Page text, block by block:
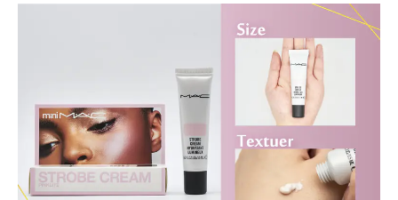
セリル（ＳＥ）、異性化糖,ポリシリコーン－１１、ベヘニルアル
コール、ベヘン酸、シア脂、バチルアルコール、ステアリン酸、
ヒドロキシプロピルメチルセルロースステアロキシエーテル、Ｐ
ＥＧ－３０フィトステロール、ＥＤＴＡ－２Ｎａ、マカデミアナ
ッツ油、カルボマー、メタリン酸Ｎａ、ポリアクリレートクロス
ポリマー－６、ククイノキ種子エキス、水酸化Ｋ、ウルシ果皮ロ
ウ、トコフェロール、ペンチレングリコール、ＢＨＴ、クエン
酸、クエン酸Ｎａ、タマリンドガム、ｔ－ブタノール、酸化チタ
ン、酸化鉄